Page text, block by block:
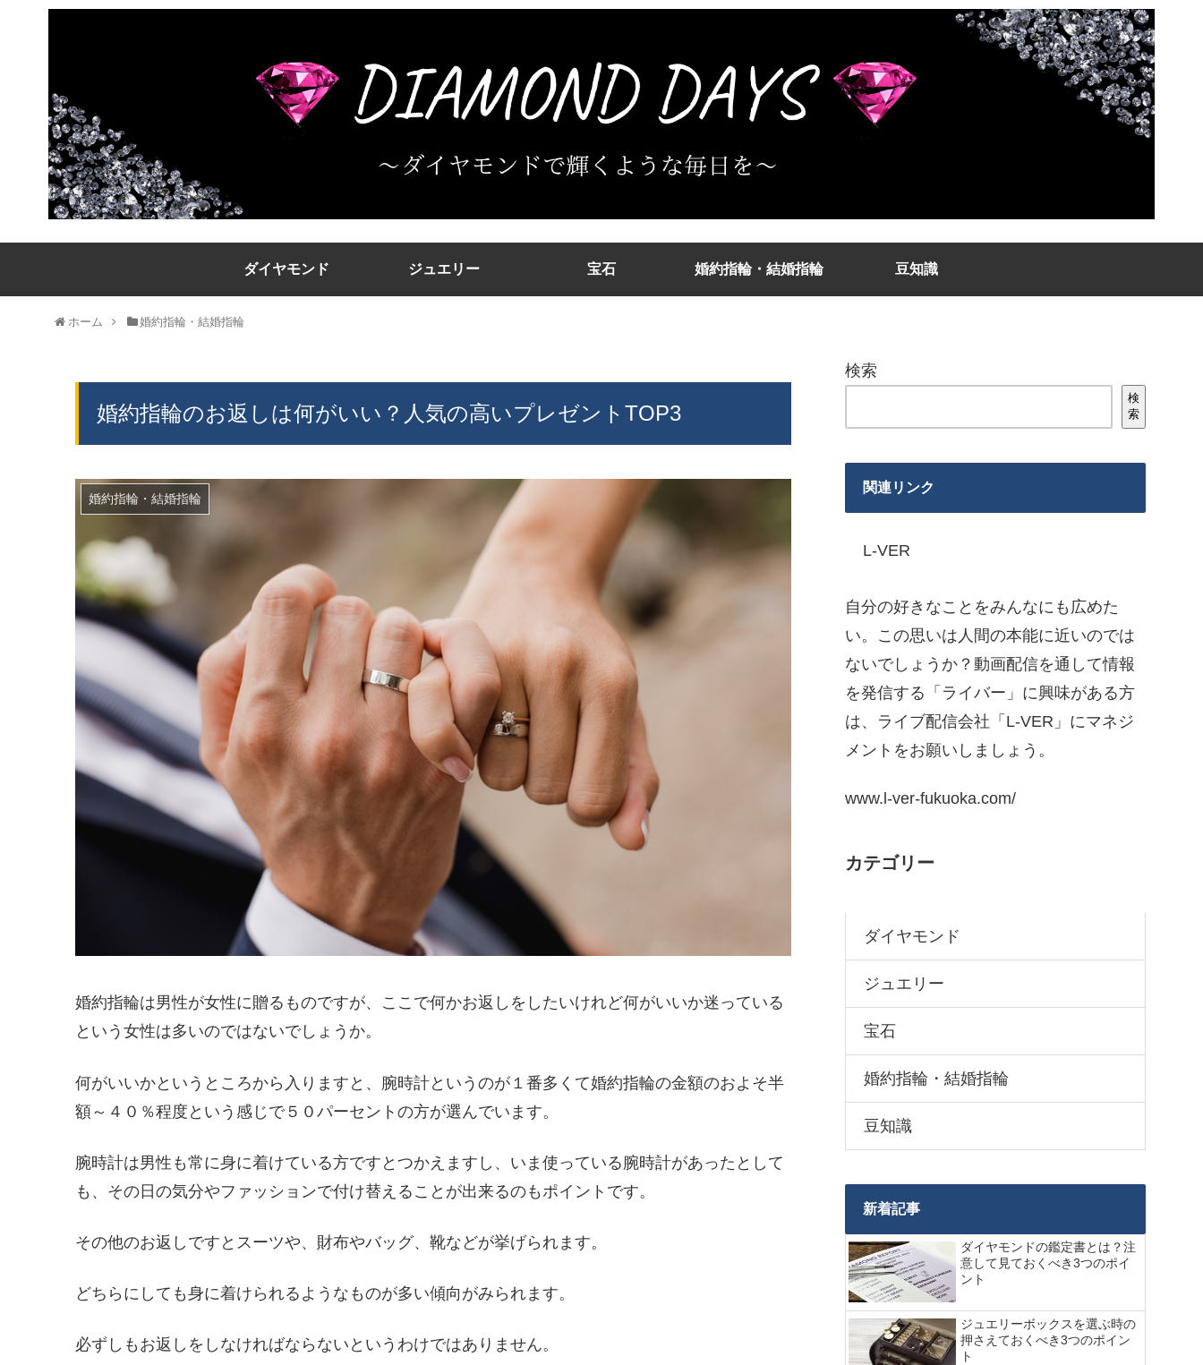
ダイヤモンド ジュエリー 宝石 婚約指輪・結婚指輪 豆知識
ホーム 婚約指輪・結婚指輪
婚約指輪のお返しは何がいい？人気の高いプレゼントTOP3
婚約指輪・結婚指輪
婚約指輪は男性が女性に贈るものですが、ここで何かお返しをしたいけれど何がいいか迷っている
という女性は多いのではないでしょうか。
何がいいかというところから入りますと、腕時計というのが１番多くて婚約指輪の金額のおよそ半
額～４０％程度という感じで５０パーセントの方が選んでいます。
腕時計は男性も常に身に着けている方ですとつかえますし、いま使っている腕時計があったとして
も、その日の気分やファッションで付け替えることが出来るのもポイントです。
その他のお返しですとスーツや、財布やバッグ、靴などが挙げられます。
どちらにしても身に着けられるようなものが多い傾向がみられます。
必ずしもお返しをしなければならないというわけではありません。
検索
検
索
関連リンク
L-VER
自分の好きなことをみんなにも広めた
い。この思いは人間の本能に近いのでは
ないでしょうか？動画配信を通して情報
を発信する「ライバー」に興味がある方
は、ライブ配信会社「L-VER」にマネジ
メントをお願いしましょう。
www.l-ver-fukuoka.com/
カテゴリー
ダイヤモンド
ジュエリー
宝石
婚約指輪・結婚指輪
豆知識
新着記事
ダイヤモンドの鑑定書とは？注
意して見ておくべき3つのポイ
ント
ジュエリーボックスを選ぶ時の
押さえておくべき3つのポイン
ト